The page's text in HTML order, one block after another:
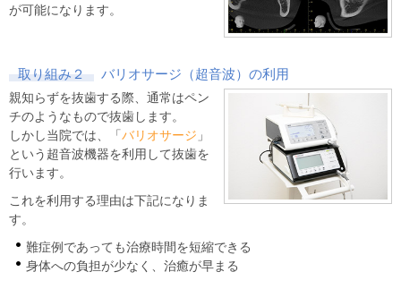
が可能になります。
取り組み２
バリオサージ（超音波）の利用
親知らずを抜歯する際、通常はペン
チのようなもので抜歯します。
しかし当院では、「 バリオサージ 」
という超音波機器を利用して抜歯を
行います。
これを利用する理由は下記になりま
す。
難症例であっても治療時間を短縮できる
身体への負担が少なく、治癒が早まる